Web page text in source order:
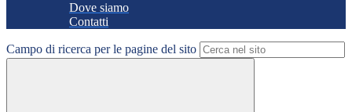
Dove siamo
Contatti
Campo di ricerca per le pagine del sito